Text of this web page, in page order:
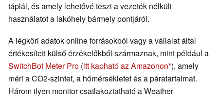
táplál, és amely lehetővé teszi a vezeték nélküli
használatot a lakóhely bármely pontjáról.
A légköri adatok online forrásokból vagy a vállalat által
értékesített külső érzékelőkből származnak, mint például a
SwitchBot Meter Pro (itt kapható az Amazonon ), amely
méri a CO2-szintet, a hőmérsékletet és a páratartalmat.
Három ilyen monitor csatlakoztatható a Weather